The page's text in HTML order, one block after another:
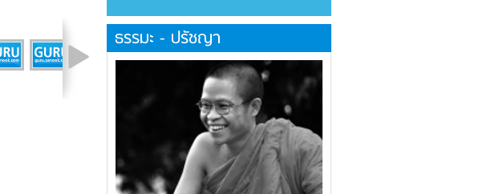
ธรรมะ - ปรัชญา